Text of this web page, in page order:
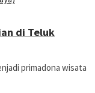
di Teluk
primadona wisata